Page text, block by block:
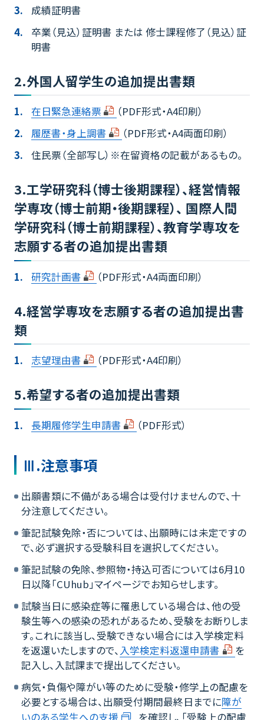
成績証明書
卒業（見込）証明書 または 修士課程修了（見込）証
明書
2.外国人留学生の追加提出書類
在日緊急連絡票
（PDF形式・A4印刷）
履歴書・身上調書
（PDF形式・A4両面印刷）
住民票（全部写し）※在留資格の記載があるもの。
3.工学研究科（博士後期課程）、経営情報
学専攻（博士前期・後期課程）、 国際人間
学研究科（博士前期課程）、教育学専攻を
志願する者の追加提出書類
研究計画書 （PDF形式・A4両面印刷）
4.経営学専攻を志願する者の追加提出書
類
志望理由書 （PDF形式・A4印刷）
5.希望する者の追加提出書類
長期履修学生申請書 （PDF形式）
Ⅲ.注意事項
出願書類に不備がある場合は受付けませんので、十
分注意してください。
筆記試験免除・否については、出願時には未定ですの
で、必ず選択する受験科目を選択してください。
筆記試験の免除、参照物・持込可否については6月10
日以降「CUhub」マイページでお知らせします。
試験当日に感染症等に罹患している場合は、他の受
験生等への感染の恐れがあるため、受験をお断りしま
す。これに該当し、受験できない場合には入学検定料
を返還いたしますので、入学検定料返還申請書
を
記入し、入試課まで提出してください。
病気・負傷や障がい等のために受験・修学上の配慮を
必要とする場合は、出願受付期間最終日までに障が
いのある学生への支援
を確認し、「受験上の配慮